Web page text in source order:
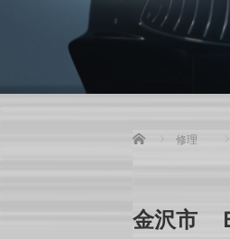
Home 修理
金沢市